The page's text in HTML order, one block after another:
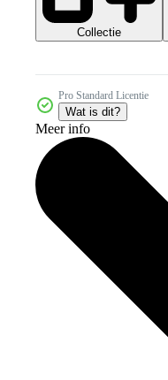
Collectie
Pro Standard Licentie
Wat is dit?
Meer info